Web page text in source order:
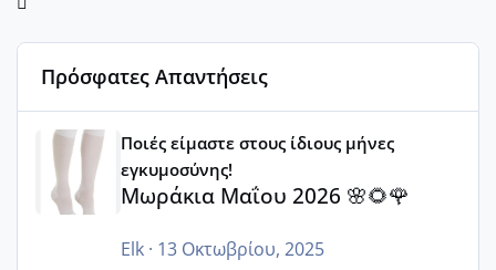
Πρόσφατες Απαντήσεις
Μωράκια Μαΐου 2026 🌸🌻🌹
Ποιές είμαστε στους ίδιους μήνες
εγκυμοσύνης!
Μωράκια Μαΐου 2026 🌸🌻🌹
Elk· 13 Οκτωβρίου, 2025